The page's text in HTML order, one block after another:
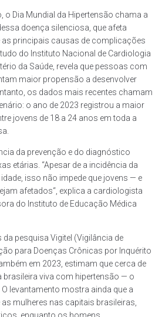
o Dia Mundial da Hipertensão chama a
doença silenciosa, que afeta
as principais causas de complicações
do Instituto Nacional de Cardiologia
da Saúde, revela que pessoas com
maior propensão a desenvolver
os dados mais recentes chamam
o ano de 2023 registrou a maior
jovens de 18 a 24 anos em toda a
da prevenção e do diagnóstico
etárias. “Apesar de a incidência da
isso não impede que jovens — e
afetados“, explica a cardiologista
do Instituto de Educação Médica
pesquisa Vigitel (Vigilância de
para Doenças Crônicas por Inquérito
em 2023, estimam que cerca de
brasileira viva com hipertensão — o
levantamento mostra ainda que a
mulheres nas capitais brasileiras,